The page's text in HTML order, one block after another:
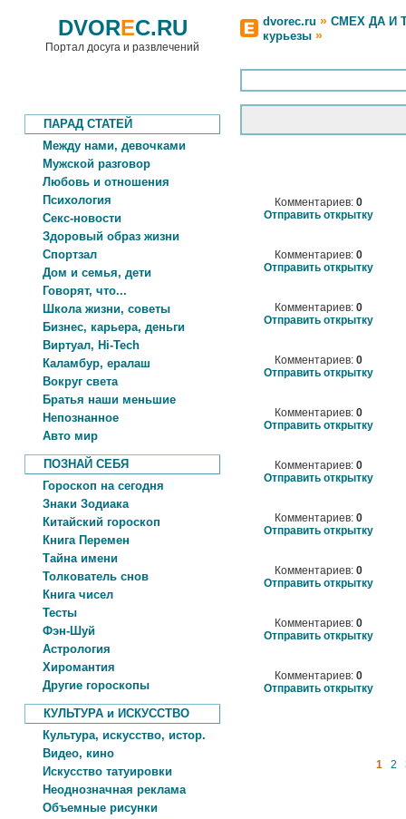
DVOREC.RU
Портал досуга и развлечений
dvorec.ru » СМЕХ ДА И
курьезы »
ПАРАД СТАТЕЙ
Между нами, девочками
Мужской разговор
Любовь и отношения
Психология
Секс-новости
Здоровый образ жизни
Спортзал
Дом и семья, дети
Говорят, что...
Школа жизни, советы
Бизнес, карьера, деньги
Виртуал, Hi-Tech
Каламбур, ералаш
Вокруг света
Братья наши меньшие
Непознанное
Авто мир
ПОЗНАЙ СЕБЯ
Гороскоп на сегодня
Знаки Зодиака
Китайский гороскоп
Книга Перемен
Тайна имени
Толкователь снов
Книга чисел
Тесты
Фэн-Шуй
Астрология
Хиромантия
Другие гороскопы
КУЛЬТУРА и ИСКУССТВО
Культура, искусство, истор.
Видео, кино
Искусство татуировки
Неоднозначная реклама
Объемные рисунки
Комментариев: 0
Отправить открытку
Комментариев: 0
Отправить открытку
Комментариев: 0
Отправить открытку
Комментариев: 0
Отправить открытку
Комментариев: 0
Отправить открытку
Комментариев: 0
Отправить открытку
Комментариев: 0
Отправить открытку
Комментариев: 0
Отправить открытку
Комментариев: 0
Отправить открытку
Комментариев: 0
Отправить открытку
1 2